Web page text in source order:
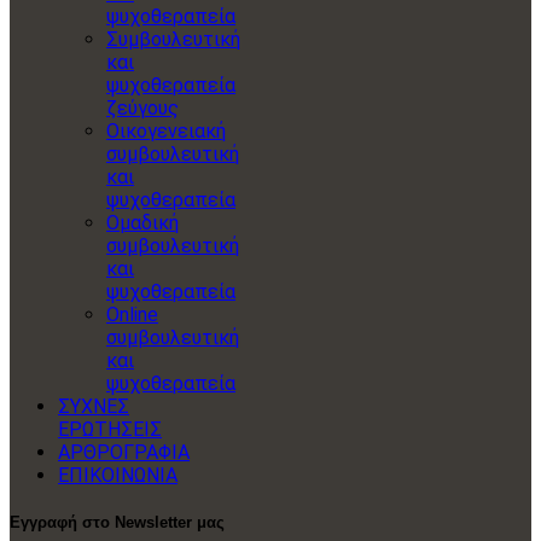
ψυχοθεραπεία
Συμβουλευτική
και
ψυχοθεραπεία
ζεύγους
Οικογενειακή
συμβουλευτική
και
ψυχοθεραπεία
Ομαδική
συμβουλευτική
και
ψυχοθεραπεία
Online
συμβουλευτική
και
ψυχοθεραπεία
ΣΥΧΝΕΣ
ΕΡΩΤΗΣΕΙΣ
ΑΡΘΡΟΓΡΑΦΙΑ
ΕΠΙΚΟΙΝΩΝΙΑ
Εγγραφή στο Newsletter μας